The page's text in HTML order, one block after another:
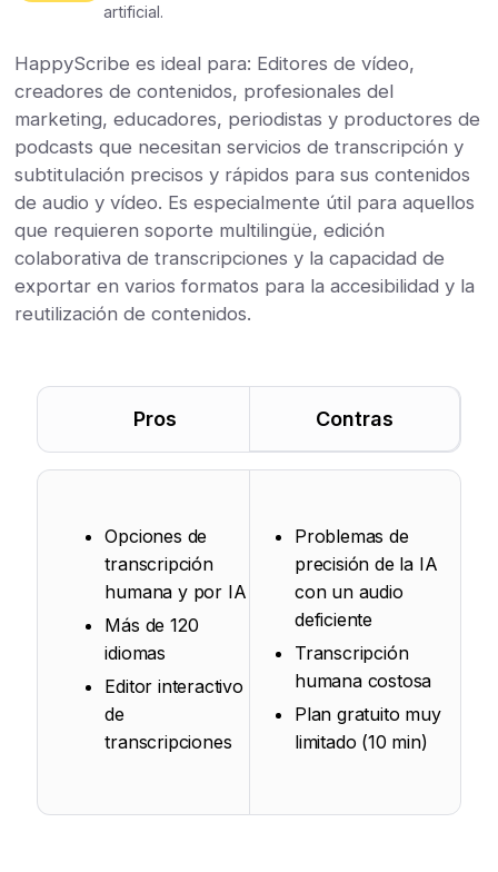
artificial.
HappyScribe es ideal para: Editores de vídeo,
creadores de contenidos, profesionales del
marketing, educadores, periodistas y productores de
podcasts que necesitan servicios de transcripción y
subtitulación precisos y rápidos para sus contenidos
de audio y vídeo. Es especialmente útil para aquellos
que requieren soporte multilingüe, edición
colaborativa de transcripciones y la capacidad de
exportar en varios formatos para la accesibilidad y la
reutilización de contenidos.
Pros Contras
Opciones de
transcripción
humana y por IA
Más de 120
idiomas
Editor interactivo
de
transcripciones
Problemas de
precisión de la IA
con un audio
deficiente
Transcripción
humana costosa
Plan gratuito muy
limitado (10 min)